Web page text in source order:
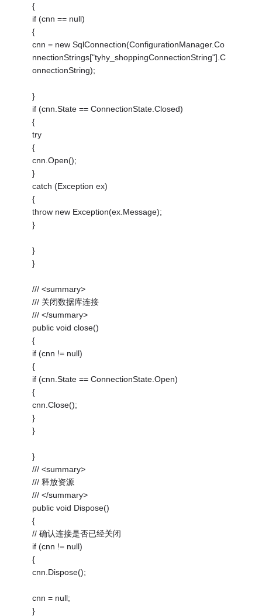
{
if (cnn == null)
{
cnn = new SqlConnection(ConfigurationManager.Co
nnectionStrings["tyhy_shoppingConnectionString"].C
onnectionString);
}
if (cnn.State == ConnectionState.Closed)
{
try
{
cnn.Open();
}
catch (Exception ex)
{
throw new Exception(ex.Message);
}
}
}
/// <summary>
/// 关闭数据库连接
/// </summary>
public void close()
{
if (cnn != null)
{
if (cnn.State == ConnectionState.Open)
{
cnn.Close();
}
}
}
/// <summary>
/// 释放资源
/// </summary>
public void Dispose()
{
// 确认连接是否已经关闭
if (cnn != null)
{
cnn.Dispose();
cnn = null;
}